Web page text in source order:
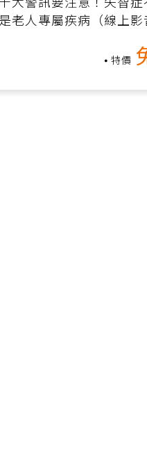
十大警訊要注意！失智症
是老人專屬疾病（線上影